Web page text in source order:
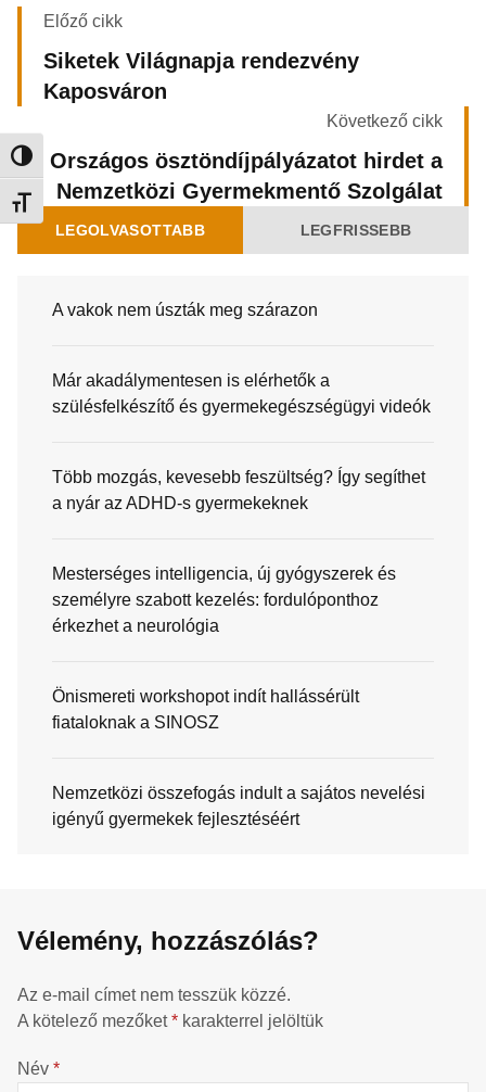
Nagy kontraszt váltása
Betűméret váltása
Előző cikk
Siketek Világnapja rendezvény
Kaposváron
Következő cikk
Országos ösztöndíjpályázatot hirdet a
Nemzetközi Gyermekmentő Szolgálat
LEGOLVASOTTABB LEGFRISSEBB
A vakok nem úszták meg szárazon
Már akadálymentesen is elérhetők a
szülésfelkészítő és gyermekegészségügyi videók
Több mozgás, kevesebb feszültség? Így segíthet
a nyár az ADHD-s gyermekeknek
Mesterséges intelligencia, új gyógyszerek és
személyre szabott kezelés: fordulóponthoz
érkezhet a neurológia
Önismereti workshopot indít hallássérült
fiataloknak a SINOSZ
Nemzetközi összefogás indult a sajátos nevelési
igényű gyermekek fejlesztéséért
Vélemény, hozzászólás?
Az e-mail címet nem tesszük közzé.
A kötelező mezőket* karakterrel jelöltük
Név *